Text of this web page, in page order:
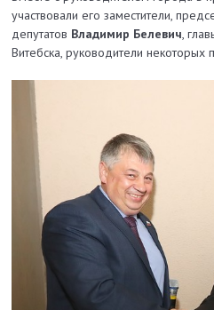
участвовали его заместители,
депутатов Владимир Белевич,
Витебска, руководители некоторых